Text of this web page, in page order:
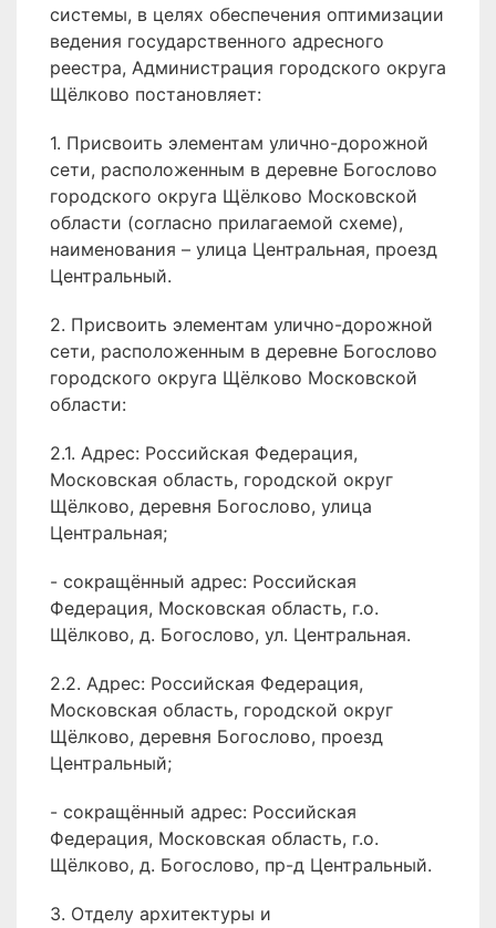
системы, в целях обеспечения оптимизации
ведения государственного адресного
реестра, Администрация городского округа
Щёлково постановляет:
1. Присвоить элементам улично-дорожной
сети, расположенным в деревне Богослово
городского округа Щёлково Московской
области (согласно прилагаемой схеме),
наименования – улица Центральная, проезд
Центральный.
2. Присвоить элементам улично-дорожной
сети, расположенным в деревне Богослово
городского округа Щёлково Московской
области:
2.1. Адрес: Российская Федерация,
Московская область, городской округ
Щёлково, деревня Богослово, улица
Центральная;
- сокращённый адрес: Российская
Федерация, Московская область, г.о.
Щёлково, д. Богослово, ул. Центральная.
2.2. Адрес: Российская Федерация,
Московская область, городской округ
Щёлково, деревня Богослово, проезд
Центральный;
- сокращённый адрес: Российская
Федерация, Московская область, г.о.
Щёлково, д. Богослово, пр-д Центральный.
3. Отделу архитектуры и